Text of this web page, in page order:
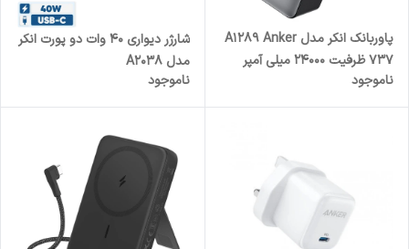
پاوربانک انکر مدل A1289 Anker
737 ظرفیت 24000 میلی آمپر
ساعت
ناموجود
شارژر دیواری 40 وات دو پورت انکر
مدل A2038
ناموجود